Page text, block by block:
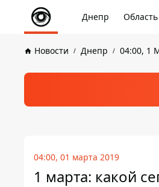
Днепр Область
Новости Днепр 04:00, 1
04:00, 01 марта 2019
1 марта: какой